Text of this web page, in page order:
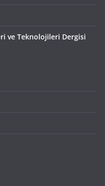
ve Teknolojileri Dergisi